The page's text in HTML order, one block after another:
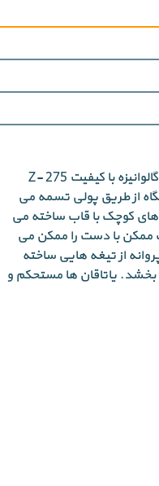
فن های سانتریفیوژی تک ورودی از ورق گالوانیزه با کیفیت Z- 275
از طریق پولی تسمه می
کوچک با قاب ساخته می
ممکن با دست را ممکن می
از تیغه هایی ساخته
یاتاقان ها مستحکم و